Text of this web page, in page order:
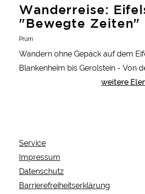
Wanderreise:
"Bewegte Zeiten"
Prüm
Wandern ohne Gepäck auf dem
Blankenheim bis Gerolstein - Von
weitere
Service
Impressum
Datenschutz
Barrierefreiheitserklärung